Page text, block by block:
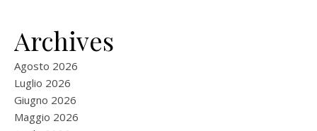
Archives
Agosto 2026
Luglio 2026
Giugno 2026
Maggio 2026